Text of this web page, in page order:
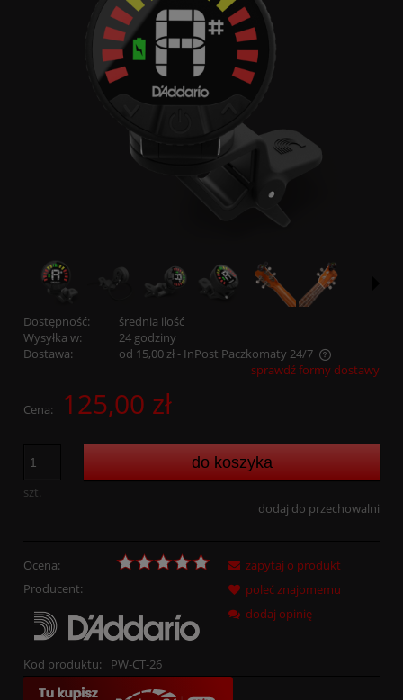
Dostępność:
średnia ilość
Wysyłka w:
24 godziny
Dostawa:
od 15,00 zł- InPost Paczkomaty 24/7
Cena nie zawiera ewentualnych kosztów płatnościsprawdź formy dostawy
Cena: 125,00 zł
szt.
do koszyka
dodaj do przechowalni
Ocena:
Producent:
Kod produktu: PW-CT-26
zapytaj o produkt
poleć znajomemu
dodaj opinię